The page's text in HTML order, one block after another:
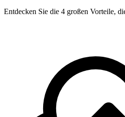
Entdecken Sie die 4 großen Vorteile,